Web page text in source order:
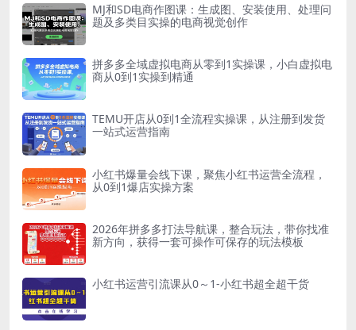
MJ和SD电商作图课：生成图、安装使用、处理问
题及多类目实操的电商视觉创作
拼多多全域虚拟电商从零到1实操课，小白虚拟电
商从0到1实操到精通
TEMU开店从0到1全流程实操课，从注册到发货
一站式运营指南
小红书爆量会线下课，聚焦小红书运营全流程，
从0到1爆店实操方案
2026年拼多多打法导航课，整合玩法，带你找准
新方向，获得一套可操作可保存的玩法模板
小红书运营引流课从0～1-小红书超全超干货